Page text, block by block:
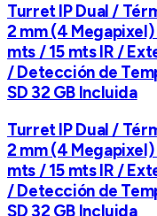
Turret IP Dual /
2 mm (4
mts / 15 mts IR /
/ Detección de
SD 32 GB Incluida
Turret IP Dual /
2 mm (4
mts / 15 mts IR /
/ Detección de
SD 32 GB Incluida